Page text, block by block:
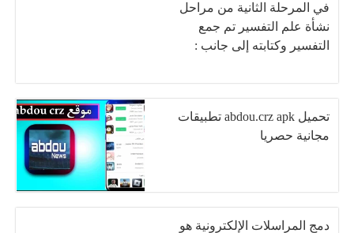
في المرحلة الثانية من مراحل
نشأة علم التفسير تم جمع
التفسير وكتابته إلى جانب :
تحميل abdou.crz apk تطبيقات
مجانية حصريا
دمج المراسلات الإلكترونية هو